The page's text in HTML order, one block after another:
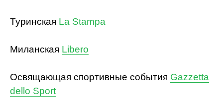
Туринская La Stampa
Миланская Libero
Освящающая спортивные события Gazzetta
dello Sport